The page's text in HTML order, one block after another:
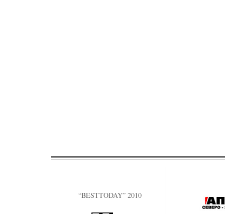
“BESTTODAY” 2010